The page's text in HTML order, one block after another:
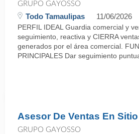
GRUPO GAYOSSO
Todo Tamaulipas 11/06/2026
PERFIL IDEAL Guardia comercial y
seguimiento, reactiva y CIERRA
generados por el área comercial.
PRINCIPALES Dar seguimiento
Asesor De Ventas En Sitio
GRUPO GAYOSSO